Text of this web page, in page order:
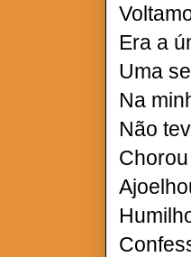
Era a
Uma
Na
Não
Chorou